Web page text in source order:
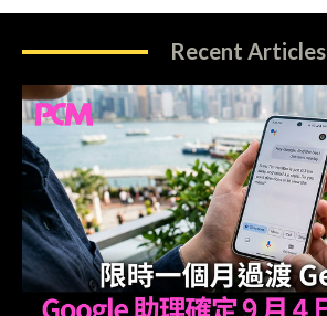
Recent Articles